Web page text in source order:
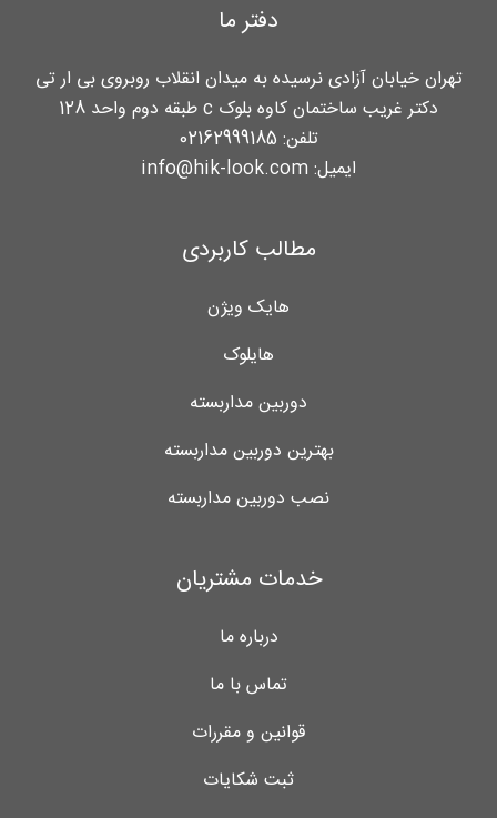
دفتر ما
تهران خیابان آزادی نرسیده به میدان انقلاب روبروی بی ار تی
دکتر غریب ساختمان کاوه بلوک c طبقه دوم واحد 128
تلفن: 02162999185
ایمیل: info@hik-look.com
مطالب کاربردی
هایک ویژن
هایلوک
دوربین مداربسته
بهترین دوربین مداربسته
نصب دوربین مداربسته
خدمات مشتریان
درباره ما
تماس با ما
قوانین و مقررات
ثبت شکایات